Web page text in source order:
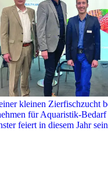
kleinen Zierfischzucht
für Aquaristik-
feiert in diesem Jahr